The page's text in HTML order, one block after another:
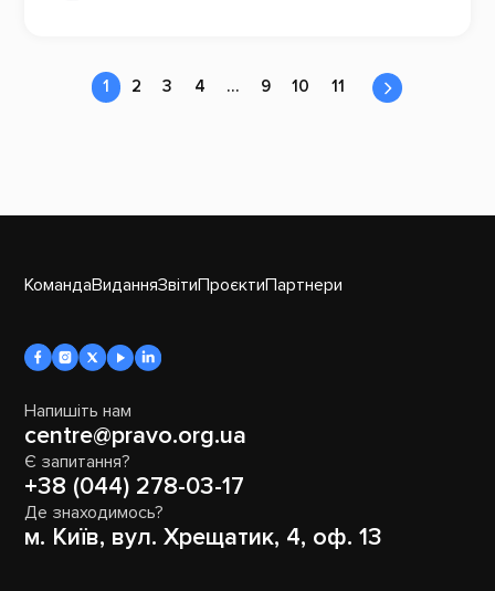
1 2 3 4 … 9 10 11
КомандаВиданняЗвітиПроєктиПартнери
Напишіть нам
centre@pravo.org.ua
Є запитання?
+38 (044) 278-03-17
Де знаходимось?
м. Київ, вул. Хрещатик, 4, оф. 13